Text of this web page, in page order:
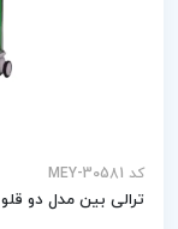
کد MEY-30581
ترالی بین مدل دو قلو